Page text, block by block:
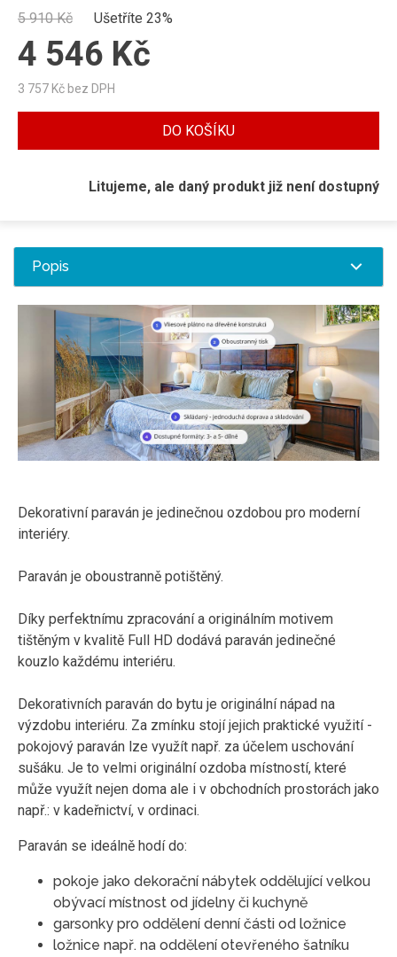
5 910Kč Ušetříte 23%
4 546 Kč
3 757 Kč bez DPH
DO KOŠÍKU
Litujeme, ale daný produkt již není dostupný
Popis
Dekorativní paraván je jedinečnou ozdobou pro moderní
interiéry.
Paraván je oboustranně potištěný.
Díky perfektnímu zpracování a originálním motivem
tištěným v kvalitě Full HD dodává paraván jedinečné
kouzlo každému interiéru.
Dekorativních paraván do bytu je originální nápad na
výzdobu interiéru. Za zmínku stojí jejich praktické využití -
pokojový paraván lze využít např. za účelem uschování
sušáku. Je to velmi originální ozdoba místností, které
může využít nejen doma ale i v obchodních prostorách jako
např.: v kadeřnictví, v ordinaci.
Paraván se ideálně hodí do:
pokoje jako dekorační nábytek oddělující velkou
obývací místnost od jídelny či kuchyně
garsonky pro oddělení denní části od ložnice
ložnice např. na oddělení otevřeného šatníku